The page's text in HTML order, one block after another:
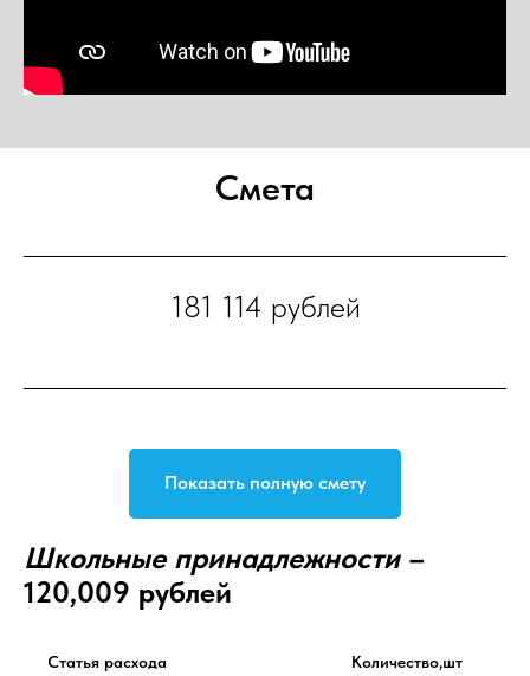
Смета
181 114 рублей
Показать полную смету
Школьные принадлежности –
120,009 рублей
Статья расхода Количество,шт